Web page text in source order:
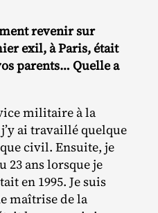
revenir sur
exil, à Paris, était
parents… Quelle a
militaire à la
ai travaillé quelque
civil. Ensuite, je
23 ans lorsque je
en 1995. Je suis
maîtrise de la